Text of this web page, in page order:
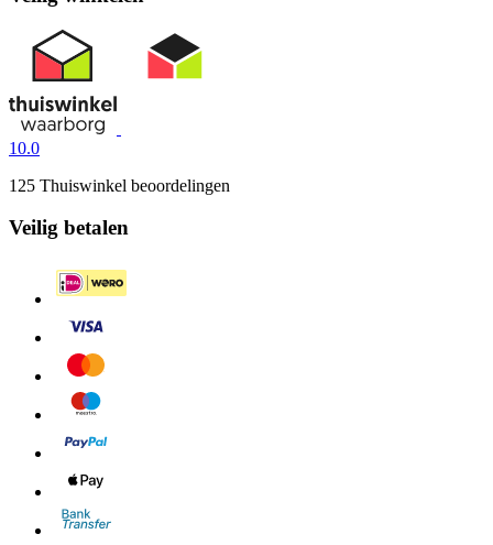
10.0
125 Thuiswinkel beoordelingen
Veilig betalen